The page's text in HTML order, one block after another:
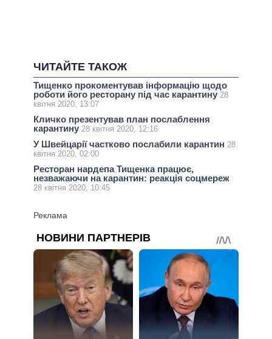
ЧИТАЙТЕ ТАКОЖ
Тищенко прокоментував інформацію щодо
роботи його ресторану під час карантину 28
квітня 2020, 13:07
Кличко презентував план послаблення
карантину 28 квітня 2020, 12:16
У Швейцарії частково послабили карантин 28
квітня 2020, 02:00
Ресторан нардепа Тищенка працює,
незважаючи на карантин: реакція соцмереж
28 квітня 2020, 10:45